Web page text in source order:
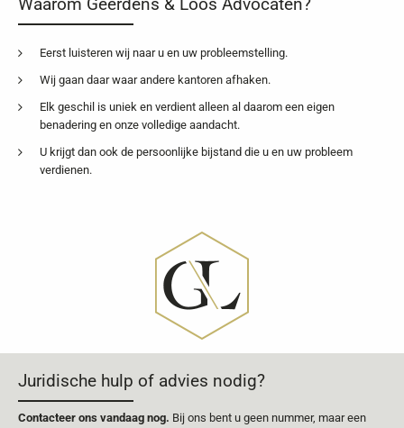
Waarom Geerdens & Loos Advocaten?
Eerst luisteren wij naar u en uw probleemstelling.
Wij gaan daar waar andere kantoren afhaken.
Elk geschil is uniek en verdient alleen al daarom een eigen
benadering en onze volledige aandacht.
U krijgt dan ook de persoonlijke bijstand die u en uw probleem
verdienen.
Juridische hulp of advies nodig?
Contacteer ons vandaag nog. Bij ons bent u geen nummer, maar een